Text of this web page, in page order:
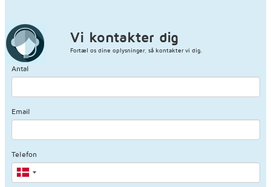
Vi kontakter dig
Fortæl os dine oplysninger, så kontakter vi dig.
Antal
Email
Telefon